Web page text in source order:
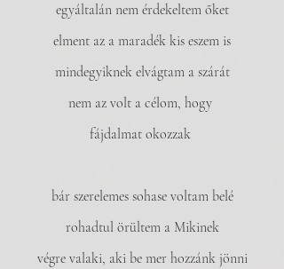
egyáltalán nem érdekeltem őket
elment az a maradék kis eszem is
mindegyiknek elvágtam a szárát
nem az volt a célom, hogy
fájdalmat okozzak
bár szerelemes sohase voltam belé
rohadtul örültem a Mikinek
végre valaki, aki be mer hozzánk jönni